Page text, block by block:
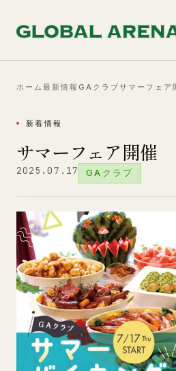
ホーム 最新情報 GAクラブサマーフェア
新着情報
サマーフェア開催
2025.07.17 GAクラブ